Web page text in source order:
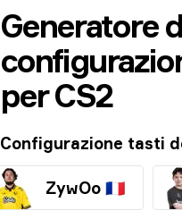
Generatore
per CS2
Configurazione tasti
ZywOo 🇫🇷